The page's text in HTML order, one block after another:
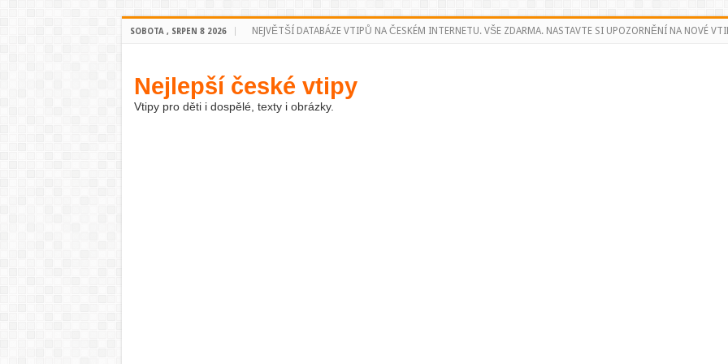
SOBOTA , SRPEN 8 2026 NEJVĚTŠÍ DATABÁZE VTIPŮ NA ČESKÉM INTERNETU. VŠE ZDARMA. NASTAVTE SI UPOZORNĚNÍ NA NOVÉ
Nejlepší české vtipy
Vtipy pro děti i dospělé, texty i obrázky.